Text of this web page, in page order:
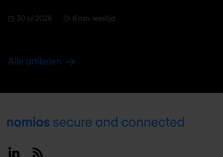
30 jul 2026 6 min. leestijd
Alle artikelen
Footer
LinkedinRSS